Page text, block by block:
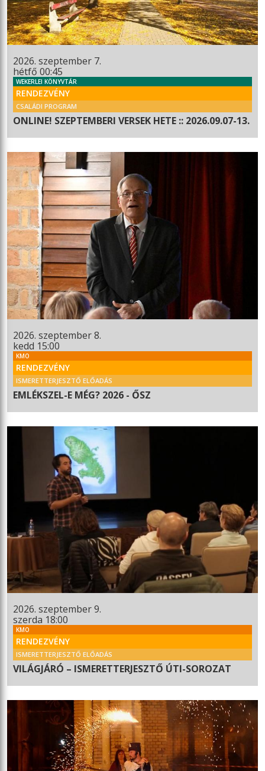
2026. szeptember 7.
hétfő 00:45
WEKERLEI KÖNYVTÁR
RENDEZVÉNY
CSALÁDI PROGRAM
ONLINE! SZEPTEMBERI VERSEK HETE :: 2026.09.07-13.
2026. szeptember 8.
kedd 15:00
KMO
RENDEZVÉNY
ISMERETTERJESZTŐ ELŐADÁS
EMLÉKSZEL-E MÉG? 2026 - ŐSZ
2026. szeptember 9.
szerda 18:00
KMO
RENDEZVÉNY
ISMERETTERJESZTŐ ELŐADÁS
VILÁGJÁRÓ – ISMERETTERJESZTŐ ÚTI-SOROZAT